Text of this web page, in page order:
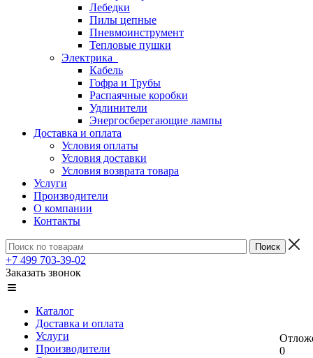
Лебедки
Пилы цепные
Пневмоинструмент
Тепловые пушки
Электрика
Кабель
Гофра и Трубы
Распаячные коробки
Удлинители
Энергосберегающие лампы
Доставка и оплата
Условия оплаты
Условия доставки
Условия возврата товара
Услуги
Производители
О компании
Контакты
+7 499 703-39-02
Заказать звонок
Каталог
Доставка и оплата
Услуги
Производители
0